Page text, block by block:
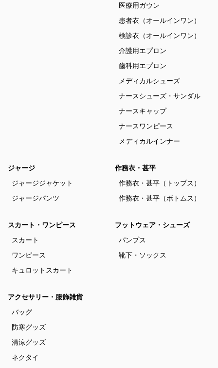
医療用ガウン
患者衣（オールインワン）
検診衣（オールインワン）
介護用エプロン
歯科用エプロン
メディカルシューズ
ナースシューズ・サンダル
ナースキャップ
ナースワンピース
メディカルインナー
ジャージ
ジャージジャケット
ジャージパンツ
作務衣・甚平
作務衣・甚平（トップス）
作務衣・甚平（ボトムス）
スカート・ワンピース
スカート
ワンピース
キュロットスカート
フットウェア・シューズ
パンプス
靴下・ソックス
アクセサリー・服飾雑貨
バッグ
防寒グッズ
清涼グッズ
ネクタイ